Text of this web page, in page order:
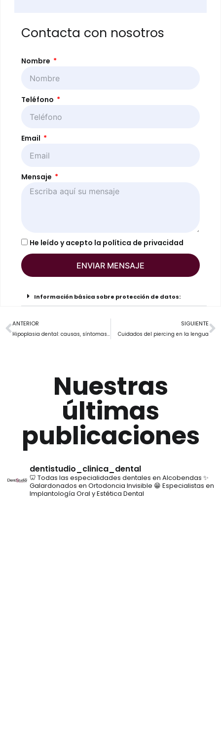
Contacta con nosotros
Nombre
Teléfono
Email
Mensaje
He leído y acepto la política de privacidad
ENVIAR MENSAJE
Información básica sobre protección de datos:
ANTERIOR
Hipoplasia dental: causas, síntomas y tratamiento
SIGUIENTE
Cuidados del piercing en la lengua
Nuestras
últimas
publicaciones
dentistudio_clinica_dental
🦷 Todas las especialidades dentales en Alcobendas ✨
Galardonados en Ortodoncia Invisible 😁 Especialistas en
Implantología Oral y Estética Dental